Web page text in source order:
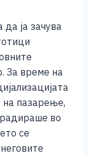
да ја зачува
За време на
на пазарење,
во
се